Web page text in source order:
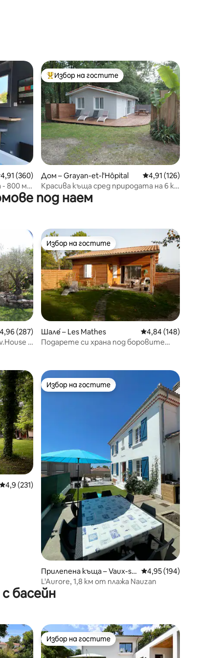
оценка: 4,91 от 5, 360 отзива
4,91 (360)
800 м
Най-популярен избор на гостите
Избор на гостите
Дом – Grayan-et-l'Hôpital Средна оценка: 4,91
4,91 (126)
Красива къща сред природата на 6 км
от океана
под наем
оценка: 4,96 от 5, 287 отзива
4,96 (287)
с
Избор на гостите
Избор на гостите
Шале́ – Les Mathes Средна оценка: 4,84
4,84 (148)
Подарете си храна под боровите
Средна оценка: 4,9 от 5, 231 отзива
4,9 (231)
Избор на гостите
Избор на гостите
Прилепена къща – Vaux-su
r-Mer
Средна оценка: 4,95
4,95 (194)
L'Aurore, 1,8 км от плажа Nauzan
басейн
Избор на гостите
Избор на гостите